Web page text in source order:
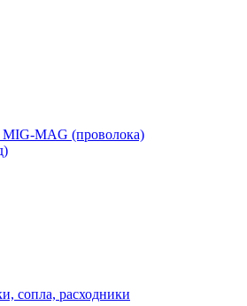
MIG-MAG (проволока)
сопла, расходники